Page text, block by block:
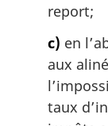
report;
c) en
aux
taux